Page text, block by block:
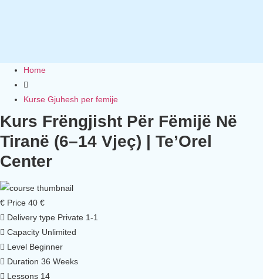
Home
Kurse Gjuhesh per femije
Kurs Frëngjisht Për Fëmijë Në
Tiranë (6–14 Vjeç) | Te’Orel
Center
€ Price 40 €
Delivery type Private 1-1
Capacity Unlimited
Level Beginner
Duration 36 Weeks
Lessons 14